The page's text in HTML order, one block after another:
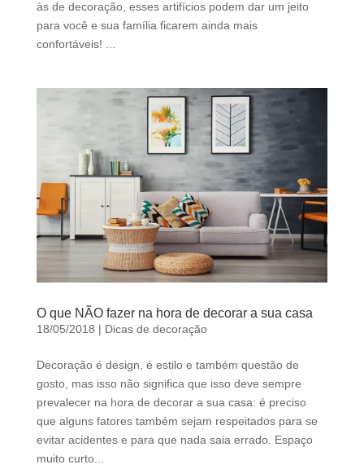
f
t
b
às de decoração, esses artifícios podem dar um jeito
para você e sua família ficarem ainda mais
confortáveis! ...
O que NÃO fazer na hora de decorar a sua casa
18/05/2018 | Dicas de decoração
Decoração é design, é estilo e também questão de
gosto, mas isso não significa que isso deve sempre
prevalecer na hora de decorar a sua casa: é preciso
que alguns fatores também sejam respeitados para se
evitar acidentes e para que nada saia errado. Espaço
muito curto...